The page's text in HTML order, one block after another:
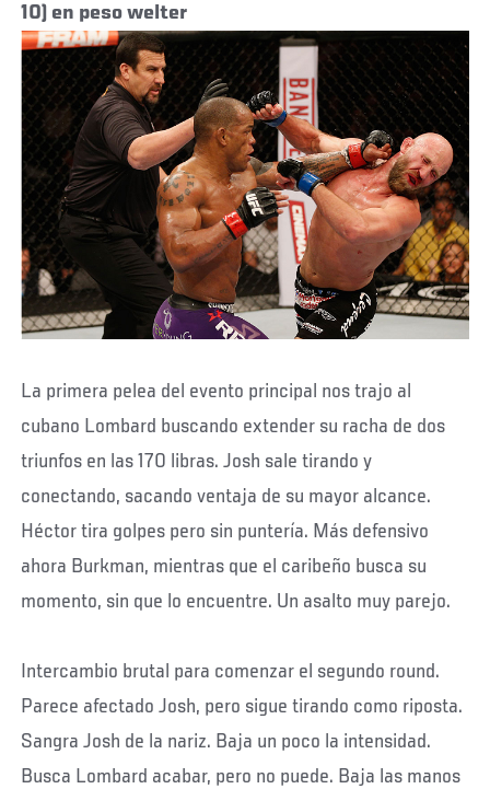
10) en peso welter
La primera pelea del evento principal nos trajo al
cubano Lombard buscando extender su racha de dos
triunfos en las 170 libras. Josh sale tirando y
conectando, sacando ventaja de su mayor alcance.
Héctor tira golpes pero sin puntería. Más defensivo
ahora Burkman, mientras que el caribeño busca su
momento, sin que lo encuentre. Un asalto muy parejo.
Intercambio brutal para comenzar el segundo round.
Parece afectado Josh, pero sigue tirando como riposta.
Sangra Josh de la nariz. Baja un poco la intensidad.
Busca Lombard acabar, pero no puede. Baja las manos